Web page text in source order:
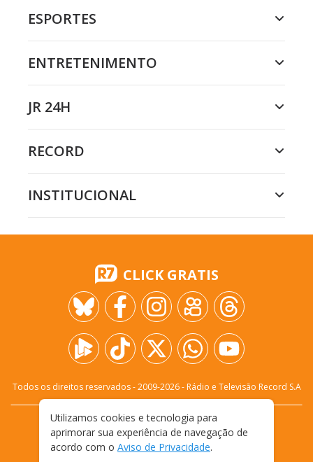
ESPORTES
ENTRETENIMENTO
JR 24H
RECORD
INSTITUCIONAL
CLICK GRATIS
Todos os direitos reservados - 2009-2026- Rádio e Televisão Record S.A
FALE CONOSCO
PRIVACIDADE
TERMOS E CONDIÇÕES DE USO
Utilizamos cookies e tecnologia para
aprimorar sua experiência de navegação de
acordo com o Aviso de Privacidade.